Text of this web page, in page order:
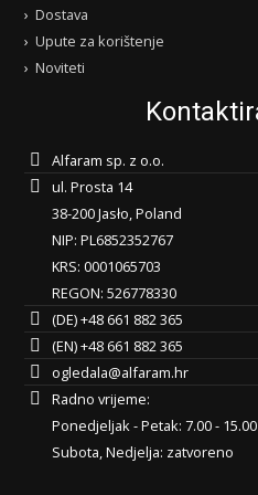
Dostava
Upute za korištenje
Noviteti
Alfaram sp. z o.o.
ul. Prosta 14
38-200 Jasło, Poland
NIP: PL6852352767
KRS: 0001065703
REGON: 526778330
(DE) +48 661 882 365
(EN) +48 661 882 365
ogledala@alfaram.hr
Radno vrijeme:
Ponedjeljak - Petak: 7.00 - 15.00
Subota, Nedjelja: zatvoreno